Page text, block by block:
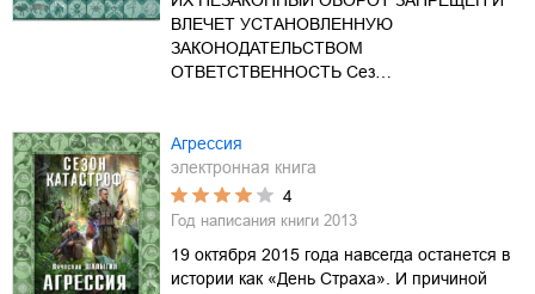
ВЛЕЧЕТ УСТАНОВЛЕННУЮ
ЗАКОНОДАТЕЛЬСТВОМ
ОТВЕТСТВЕННОСТЬ Сез…
Агрессия
электронная книга
4
Год написания книги 2013
19 октября 2015 года навсегда останется в
истории как «День Страха». И причиной